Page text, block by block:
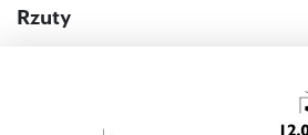
Rzuty